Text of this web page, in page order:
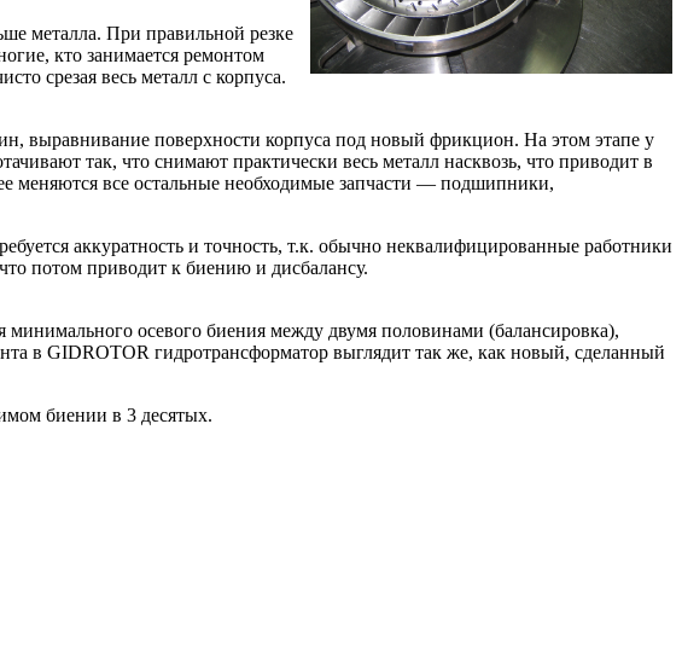
металла. При правильной резке
кто занимается ремонтом
срезая весь металл с корпуса.
выравнивание поверхности корпуса под новый фрикцион. На этом этапе у
так, что снимают практически весь металл насквозь, что приводит в
меняются все остальные необходимые запчасти — подшипники,
аккуратность и точность, т.к. обычно неквалифицированные работники
потом приводит к биению и дисбалансу.
осевого биения между двумя половинами (балансировка),
в GIDROTOR гидротрансформатор выглядит так же, как новый, сделанный
биении в 3 десятых.